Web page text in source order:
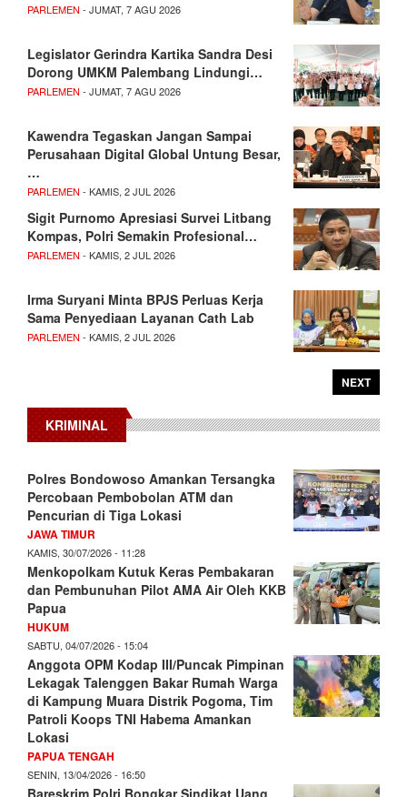
PARLEMEN - JUMAT, 7 AGU 2026
Legislator Gerindra Kartika Sandra Desi
Dorong UMKM Palembang Lindungi…
PARLEMEN - JUMAT, 7 AGU 2026
Kawendra Tegaskan Jangan Sampai
Perusahaan Digital Global Untung Besar,
…
PARLEMEN - KAMIS, 2 JUL 2026
Sigit Purnomo Apresiasi Survei Litbang
Kompas, Polri Semakin Profesional…
PARLEMEN - KAMIS, 2 JUL 2026
Irma Suryani Minta BPJS Perluas Kerja
Sama Penyediaan Layanan Cath Lab
PARLEMEN - KAMIS, 2 JUL 2026
NEXT
KRIMINAL
Polres Bondowoso Amankan Tersangka
Percobaan Pembobolan ATM dan
Pencurian di Tiga Lokasi
JAWA TIMUR
KAMIS, 30/07/2026 - 11:28
Menkopolkam Kutuk Keras Pembakaran
dan Pembunuhan Pilot AMA Air Oleh KKB
Papua
HUKUM
SABTU, 04/07/2026 - 15:04
Anggota OPM Kodap III/Puncak Pimpinan
Lekagak Talenggen Bakar Rumah Warga
di Kampung Muara Distrik Pogoma, Tim
Patroli Koops TNI Habema Amankan
Lokasi
PAPUA TENGAH
SENIN, 13/04/2026 - 16:50
Bareskrim Polri Bongkar Sindikat Uang